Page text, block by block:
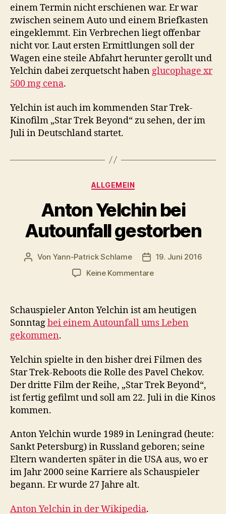
einem Termin nicht erschienen war. Er war
zwischen seinem Auto und einem Briefkasten
eingeklemmt. Ein Verbrechen liegt offenbar
nicht vor. Laut ersten Ermittlungen soll der
Wagen eine steile Abfahrt herunter gerollt und
Yelchin dabei zerquetscht habenglucophage xr
500 mg cena.
Yelchin ist auch im kommenden Star Trek-
Kinofilm „Star Trek Beyond“ zu sehen, der im
Juli in Deutschland startet.
Kategorien
ALLGEMEIN
Anton Yelchin bei
Autounfall gestorben
Beitragsautor
Von Yann-Patrick Schlame
19. Juni 2016
Keine Kommentarezu
bei
Autounfall
gestorben
Schauspieler Anton Yelchin ist am heutigen
Sonntagbei einem Autounfall ums Leben
gekommen.
Yelchin spielte in den bisher drei Filmen des
Star Trek-Reboots die Rolle des Pavel Chekov.
Der dritte Film der Reihe, „Star Trek Beyond“,
ist fertig gefilmt und soll am 22. Juli in die Kinos
kommen.
Anton Yelchin wurde 1989 in Leningrad (heute:
Sankt Petersburg) in Russland geboren; seine
Eltern wanderten später in die USA aus, wo er
im Jahr 2000 seine Karriere als Schauspieler
begann. Er wurde 27 Jahre alt.
Anton Yelchin in der Wikipedia.